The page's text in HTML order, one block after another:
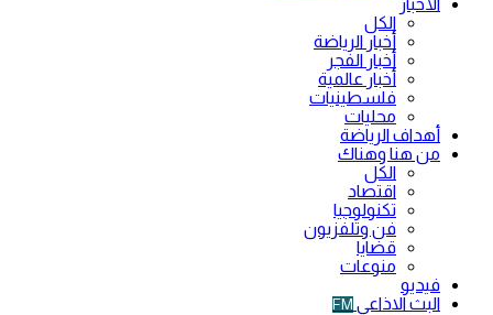
الأخبار
الكل
أخبار الرياضة
أخبار الفجر
أخبار عالمية
فلسطينيات
محليات
أهداف الرياضة
من هنا وهناك
الكل
اقتصاد
تكنولوجيا
فن وتلفزيون
قضايا
منوعات
فيديو
البث الاذاعي FM